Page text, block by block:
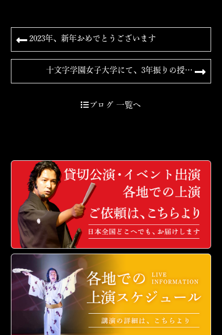
2023年、新年おめでとうございます
十文字学園女子大学にて、3年振りの授…
ブログ 一覧へ